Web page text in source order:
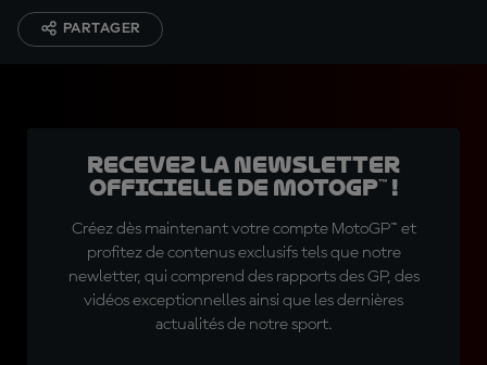
PARTAGER
Recevez la Newsletter
officielle de MotoGP™ !
Créez dès maintenant votre compte MotoGP™ et
profitez de contenus exclusifs tels que notre
newletter, qui comprend des rapports des GP, des
vidéos exceptionnelles ainsi que les dernières
actualités de notre sport.